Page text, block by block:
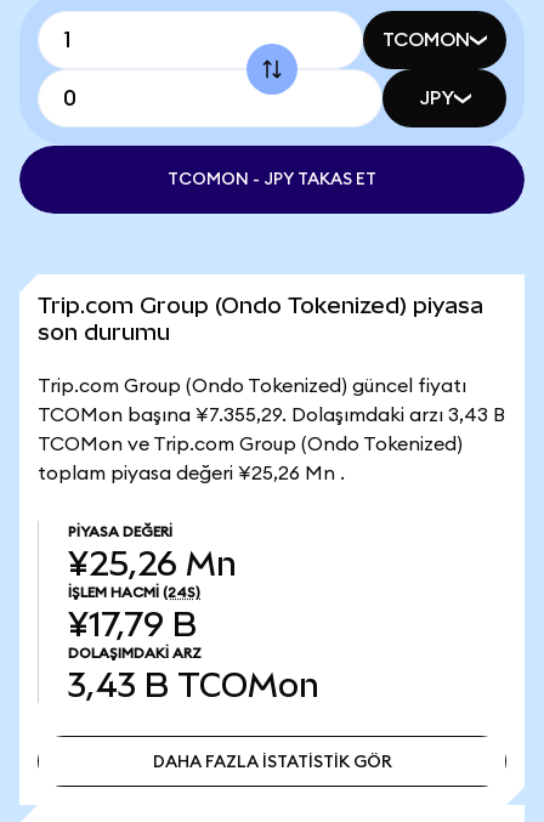
TCOMON
JPY
TCOMON - JPY TAKAS ET
Trip.com Group (Ondo Tokenized) piyasa
son durumu
Trip.com Group (Ondo Tokenized) güncel fiyatı
TCOMon başına ¥7.355,29. Dolaşımdaki arzı 3,43 B
TCOMon ve Trip.com Group (Ondo Tokenized)
toplam piyasa değeri ¥25,26 Mn .
PIYASA DEĞERI
¥25,26 Mn
İŞLEM HACMI (24S)
¥17,79 B
DOLAŞIMDAKI ARZ
3,43 B TCOMon
DAHA FAZLA İSTATİSTİK GÖR